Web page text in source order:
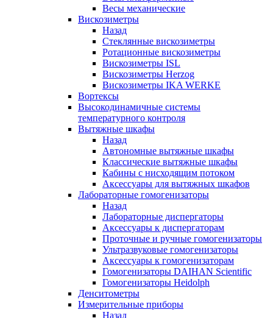
Весы механические
Вискозиметры
Назад
Стеклянные вискозиметры
Ротационные вискозиметры
Вискозиметры ISL
Вискозиметры Herzog
Вискозиметры IKA WERKE
Вортексы
Высокодинамичные системы
температурного контроля
Вытяжные шкафы
Назад
Автономные вытяжные шкафы
Классические вытяжные шкафы
Кабины с нисходящим потоком
Аксессуары для вытяжных шкафов
Лабораторные гомогенизаторы
Назад
Лабораторные диспергаторы
Аксессуары к диспергаторам
Проточные и ручные гомогенизаторы
Ультразвуковые гомогенизаторы
Аксессуары к гомогенизаторам
Гомогенизаторы DAIHAN Scientific
Гомогенизаторы Heidolph
Денситометры
Измерительные приборы
Назад